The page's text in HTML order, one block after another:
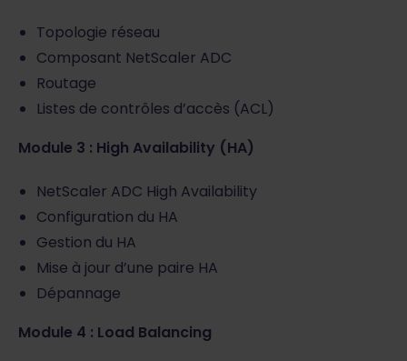
Topologie réseau
Composant NetScaler ADC
Routage
Listes de contrôles d’accès (ACL)
Module 3 : High Availability (HA)
NetScaler ADC High Availability
Configuration du HA
Gestion du HA
Mise à jour d’une paire HA
Dépannage
Module 4 : Load Balancing